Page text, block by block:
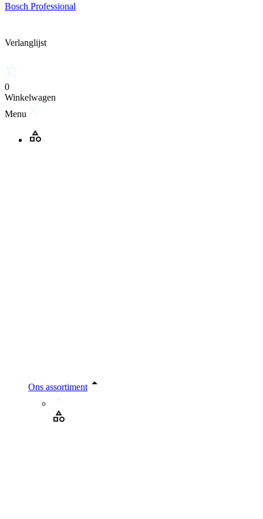
Bosch Professional
Verlanglijst
0
Winkelwagen
Menu
Ons assortiment